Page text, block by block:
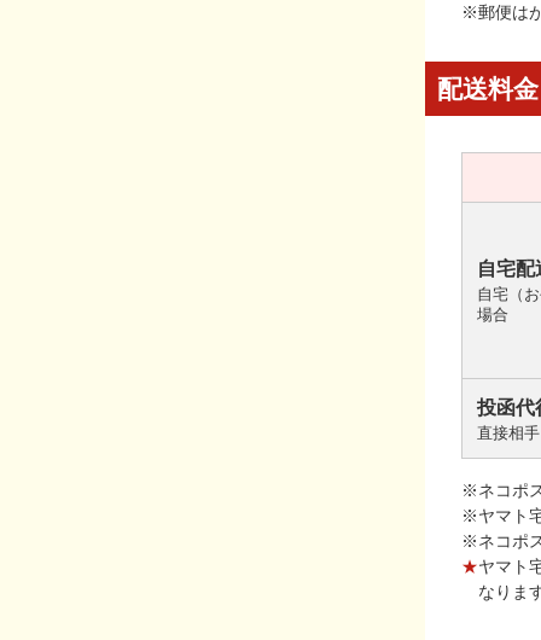
※郵便は
配送料金
自宅配
自宅（
場合
投函代
直接相
※ネコポ
※ヤマト
※ネコポ
★ヤマト
なりま